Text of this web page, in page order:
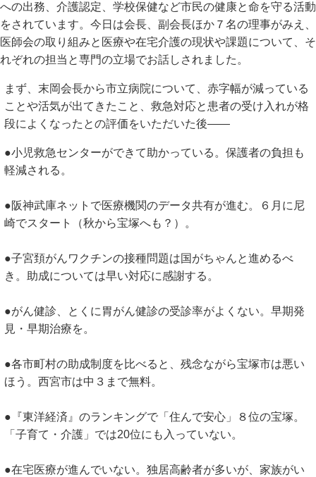
への出務、介護認定、学校保健など市民の健康と命を守る活動
をされています。今日は会長、副会長ほか７名の理事がみえ、
医師会の取り組みと医療や在宅介護の現状や課題について、そ
れぞれの担当と専門の立場でお話しされました。
まず、末岡会長から市立病院について、赤字幅が減っている
ことや活気が出てきたこと、救急対応と患者の受け入れが格
段によくなったとの評価をいただいた後――
●小児救急センターができて助かっている。保護者の負担も
軽減される。
●阪神武庫ネットで医療機関のデータ共有が進む。６月に尼
崎でスタート（秋から宝塚へも？）。
●子宮頚がんワクチンの接種問題は国がちゃんと進めるべ
き。助成については早い対応に感謝する。
●がん健診、とくに胃がん健診の受診率がよくない。早期発
見・早期治療を。
●各市町村の助成制度を比べると、残念ながら宝塚市は悪い
ほう。西宮市は中３まで無料。
●『東洋経済』のランキングで「住んで安心」８位の宝塚。
「子育て・介護」では20位にも入っていない。
●在宅医療が進んでいない。独居高齢者が多いが、家族がい